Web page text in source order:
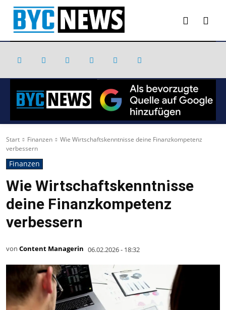
Start Finanzen
Wie Wirtschaftskenntnisse deine Finanzkompetenz
verbessern
Finanzen
Wie Wirtschaftskenntnisse
deine Finanzkompetenz
verbessern
von Content Managerin 06.02.2026 - 18:32